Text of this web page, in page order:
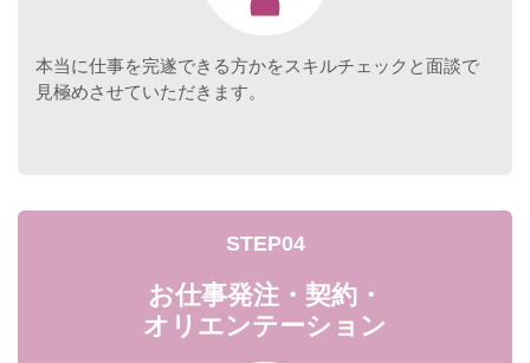
本当に仕事を完遂できる方かをスキルチェックと面談で
見極めさせていただきます。
STEP04
お仕事発注・契約・
オリエンテーション